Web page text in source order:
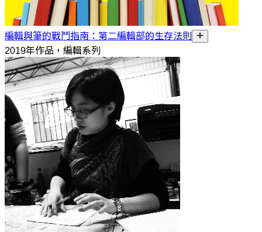
編輯與筆的戰鬥指南：第二編輯部的生存法則
2019年作品，編輯系列